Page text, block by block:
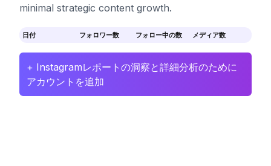
minimal strategic content growth.
日付 フォロワー数 フォロー中の数 メディア数
+ Instagramレポートの洞察と詳細分析のために
アカウントを追加